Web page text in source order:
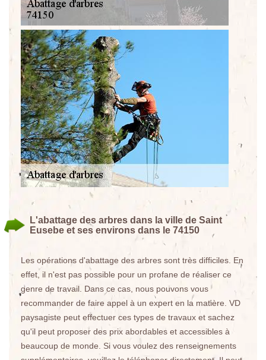
L'abattage des arbres dans la ville de Saint
Eusebe et ses environs dans le 74150
Les opérations d'abattage des arbres sont très difficiles. En
effet, il n'est pas possible pour un profane de réaliser ce
genre de travail. Dans ce cas, nous pouvons vous
recommander de faire appel à un expert en la matière. VD
paysagiste peut effectuer ces types de travaux et sachez
qu'il peut proposer des prix abordables et accessibles à
beaucoup de monde. Si vous voulez des renseignements